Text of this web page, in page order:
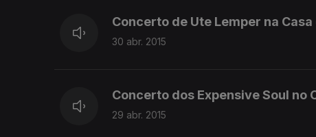
Concerto de Ute Lemper na
30 abr. 2015
Concerto dos Expensive Soul no
29 abr. 2015